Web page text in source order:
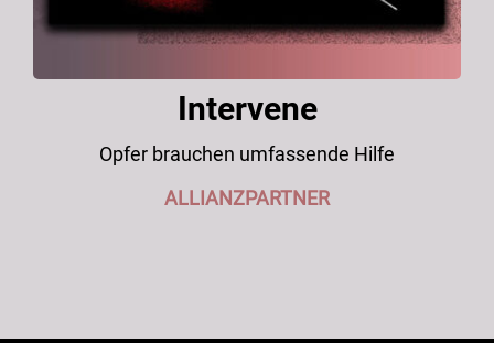
Intervene
Opfer brauchen umfassende Hilfe
ALLIANZPARTNER